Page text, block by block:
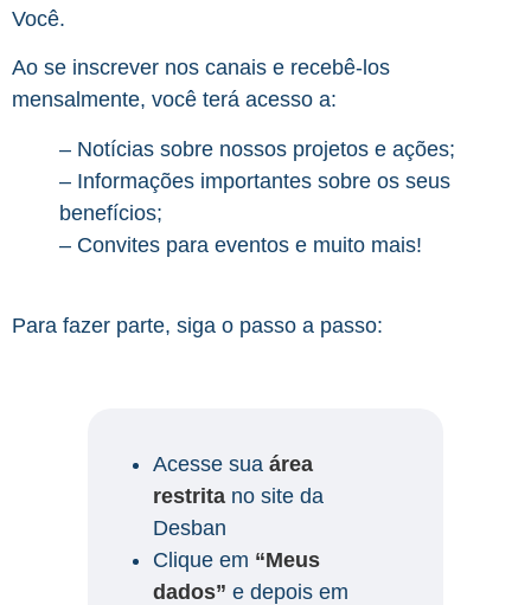
Você.
Ao se inscrever nos canais e recebê-los
mensalmente, você terá acesso a:
– Notícias sobre nossos projetos e ações;
– Informações importantes sobre os seus
benefícios;
– Convites para eventos e muito mais!
Para fazer parte, siga o passo a passo:
Acesse suaárea
restrita no site da
Desban
Clique em “Meus
dados” e depois em